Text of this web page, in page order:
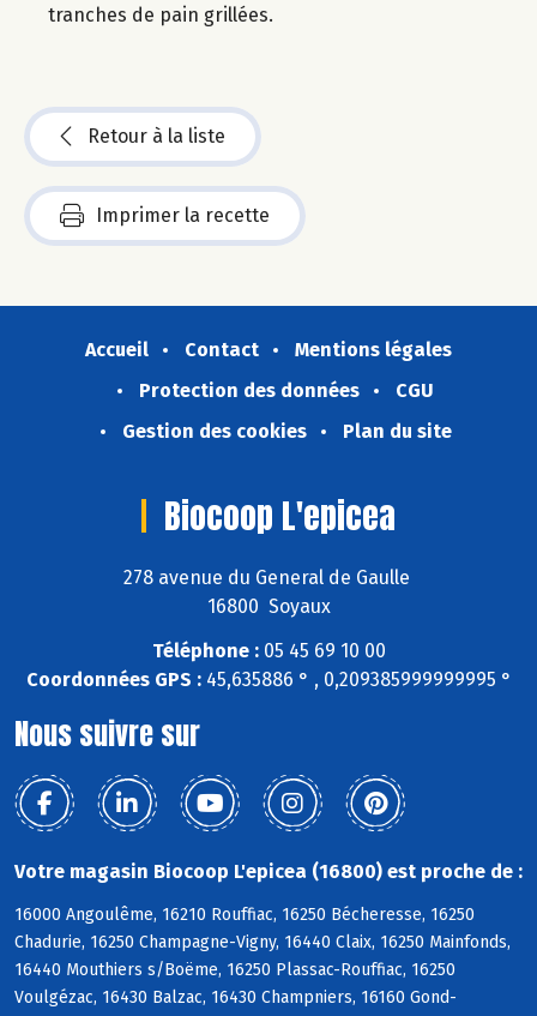
tranches de pain grillées.
Retour à la liste
Imprimer la recette
Accueil Contact
Mentions légales
Protection des données
CGU
Gestion des cookies
Plan du site
Biocoop L'epicea
278 avenue du General de Gaulle
16800 Soyaux
Téléphone :05 45 69 10 00
Coordonnées GPS :45,635886 ° , 0,209385999999995 °
Nous suivre sur
Votre magasin Biocoop L'epicea (16800) est proche de :
16000 Angoulême, 16210 Rouffiac, 16250 Bécheresse, 16250
Chadurie, 16250 Champagne-Vigny, 16440 Claix, 16250 Mainfonds,
16440 Mouthiers s/Boëme, 16250 Plassac-Rouffiac, 16250
Voulgézac, 16430 Balzac, 16430 Champniers, 16160 Gond-